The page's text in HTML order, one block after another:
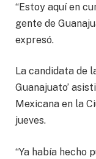
“Estoy aquí en
gente de
expresó.
La candidata de
Guanajuato’
Mexicana en la
jueves.
“Ya había hecho